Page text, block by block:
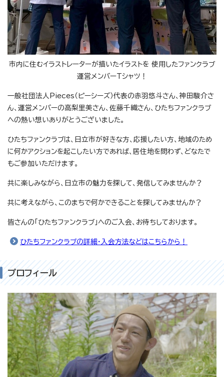
市内に住むイラストレーターが描いたイラストを 使用したファンクラブ
運営メンバーTシャツ！
一般社団法人Pieces（ピーシーズ）代表の赤羽悠斗さん、神田駿介さ
ん、運営メンバーの高梨里美さん、佐藤千織さん、ひたちファンクラブ
への熱い想いありがとうございました。
ひたちファンクラブは、日立市が好きな方、応援したい方、地域のため
に何かアクションを起こしたい方であれば、居住地を問わず、どなたで
もご参加いただけます。
共に楽しみながら、日立市の魅力を探して、発信してみませんか？
共に考えながら、このまちで何かできることを探してみませんか？
皆さんの「ひたちファンクラブ」へのご入会、お待ちしております。
ひたちファンクラブの詳細・入会方法などはこちらから！
プロフィール